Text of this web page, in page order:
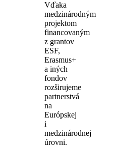
Vďaka
medzinárodným
projektom
financovaným
z grantov
ESF,
Erasmus+
a iných
fondov
rozširujeme
partnerstvá
na
Európskej
i
medzinárodnej
úrovni.